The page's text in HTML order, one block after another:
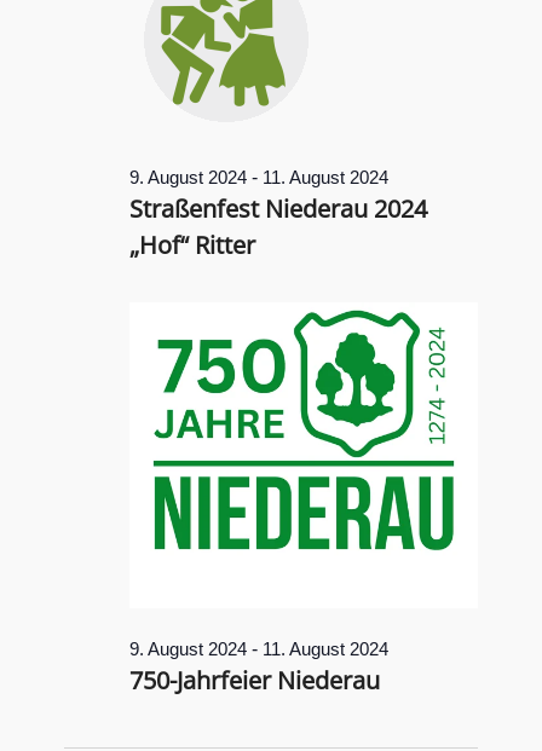
Straßenfest Niederau 2024
„Hof“ Ritter
9. August 2024 - 11. August 2024
750-Jahrfeier Niederau
9. August 2024 - 11. August 2024